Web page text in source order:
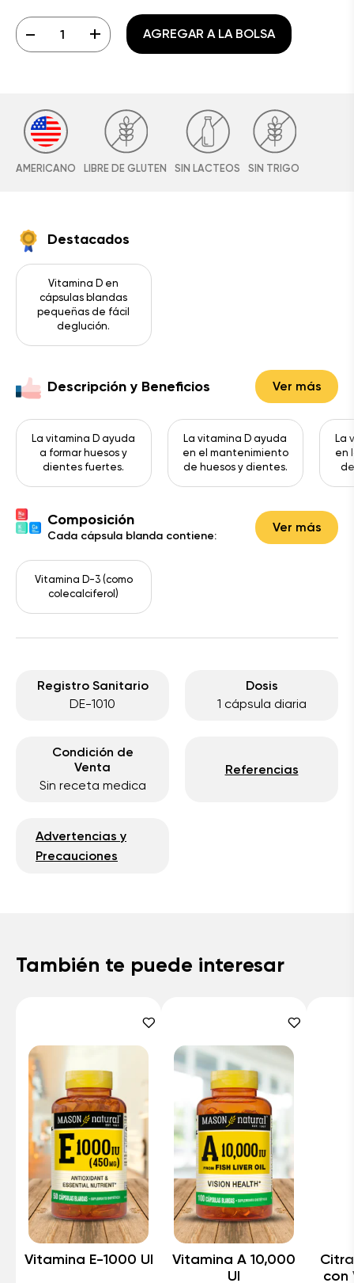
- + AGREGAR A LA BOLSA
AMERICANO LIBRE DE GLUTEN SIN LACTEOS SIN TRIGO
Destacados
Vitamina D en
cápsulas blandas
pequeñas de fácil
deglución.
Descripción y Beneficios Ver más
La vitamina D ayuda
a formar huesos y
dientes fuertes.
La vitamina D ayuda
en el mantenimiento
de huesos y dientes.
La
en
Composición
Cada cápsula blanda contiene:
Ver más
Vitamina D-3 (como
colecalciferol)
Registro Sanitario
DE-1010
Dosis
1 cápsula diaria
Condición de
Venta
Sin receta medica
Referencias
Advertencias y
Precauciones
También te puede interesar
Vitamina E-1000 UI
Vitamina A 10,000
UI
con